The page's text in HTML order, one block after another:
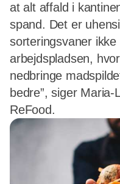
at alt affald i
spand. Det er
sorteringsvaner
arbejdspladsen,
nedbringe
bedre”, siger
ReFood.